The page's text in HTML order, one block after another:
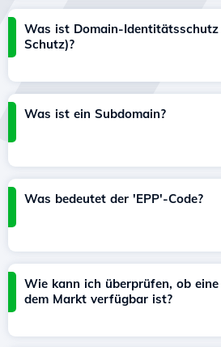
Was ist Domain-
Schutz)?
Was ist ein Subdomain?
Was bedeutet der 'EPP'-Code?
Wie kann ich überprüfen, ob
dem Markt verfügbar ist?